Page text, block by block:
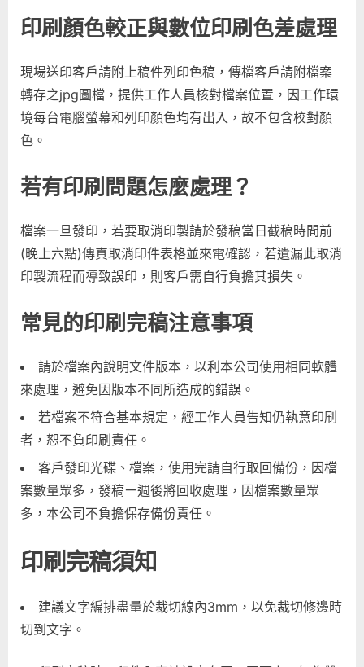
要
別
注
意
這
刷
知
喔！〉
中
印刷顏色較正與數位印刷色差處理
現場送印客戶請附上稿件列印色稿，傳檔客戶請附檔案
轉存之jpg圖檔，提供工作人員核對檔案位置，因工作環
境每台電腦螢幕和列印顏色均有出入，故不包含校對顏
色。
若有印刷問題怎麼處理？
檔案一旦發印，若要取消印製請於發稿當日截稿時間前
(晚上六點)傳真取消印件表格並來電確認，若遺漏此取消
印製流程而導致誤印，則客戶需自行負擔其損失。
常見的印刷完稿注意事項
請於檔案內說明文件版本，以利本公司使用相同軟體
來處理，避免因版本不同所造成的錯誤。
若檔案不符合基本規定，經工作人員告知仍執意印刷
者，恕不負印刷責任。
客戶發印光碟、檔案，使用完請自行取回備份，因檔
案數量眾多，發稿ㄧ週後將回收處理，因檔案數量眾
多，本公司不負擔保存備份責任。
印刷完稿須知
建議文字編排盡量於裁切線內3mm，以免裁切修邊時
切到文字。